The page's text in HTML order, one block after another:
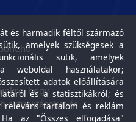
hogy
aktualitásokat és
és harmadik féltől származó
amelyek szükségesek a
sütik, amelyek
weboldal használatakor;
adatok előállítására
és a statisztikákról; és
releváns tartalom és reklám
az "Összes elfogadása"